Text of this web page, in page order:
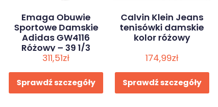
Emaga Obuwie
Sportowe Damskie
Adidas GW4116
Różowy – 39 1/3
311,51zł
Sprawdź szczegóły
Calvin Klein Jeans
tenisówki damskie
kolor różowy
174,99zł
Sprawdź szczegóły